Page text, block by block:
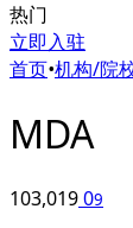
热门
立即入驻
首页•机构/院
MDA
103,01909